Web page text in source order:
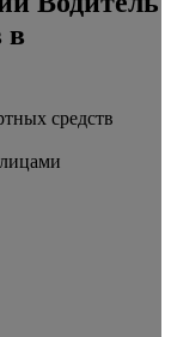
в
средств